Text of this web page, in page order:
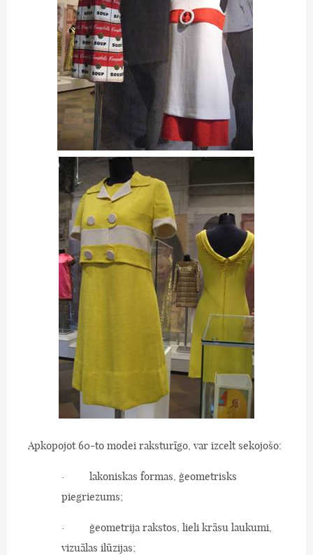
Apkopojot 60-to modei raksturīgo, var izcelt sekojošo:
· lakoniskas formas, ģeometrisks
piegriezums;
· ģeometrija rakstos, lieli krāsu laukumi,
vizuālas ilūzijas;